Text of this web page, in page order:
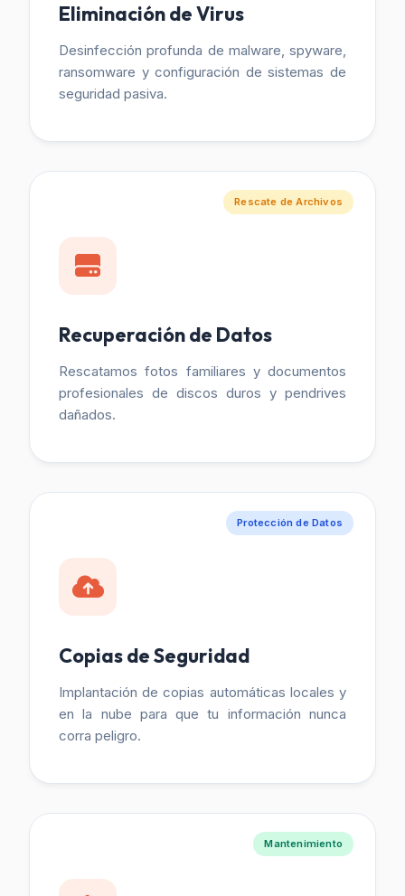
Eliminación de Virus
Desinfección profunda de malware, spyware,
ransomware y configuración de sistemas de
seguridad pasiva.
Rescate de Archivos
Recuperación de Datos
Rescatamos fotos familiares y documentos
profesionales de discos duros y pendrives
dañados.
Protección de Datos
Copias de Seguridad
Implantación de copias automáticas locales y
en la nube para que tu información nunca
corra peligro.
Mantenimiento